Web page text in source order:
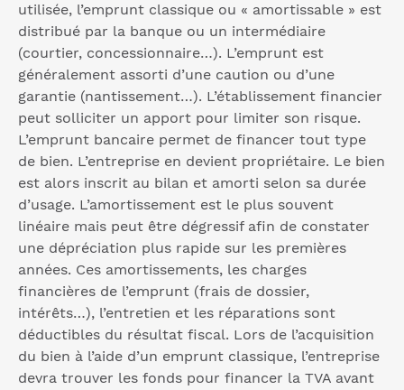
utilisée, l’emprunt classique ou « amortissable » est
distribué par la banque ou un intermédiaire
(courtier, concessionnaire…). L’emprunt est
généralement assorti d’une caution ou d’une
garantie (nantissement…). L’établissement financier
peut solliciter un apport pour limiter son risque.
L’emprunt bancaire permet de financer tout type
de bien. L’entreprise en devient propriétaire. Le bien
est alors inscrit au bilan et amorti selon sa durée
d’usage. L’amortissement est le plus souvent
linéaire mais peut être dégressif afin de constater
une dépréciation plus rapide sur les premières
années. Ces amortissements, les charges
financières de l’emprunt (frais de dossier,
intérêts…), l’entretien et les réparations sont
déductibles du résultat fiscal. Lors de l’acquisition
du bien à l’aide d’un emprunt classique, l’entreprise
devra trouver les fonds pour financer la TVA avant